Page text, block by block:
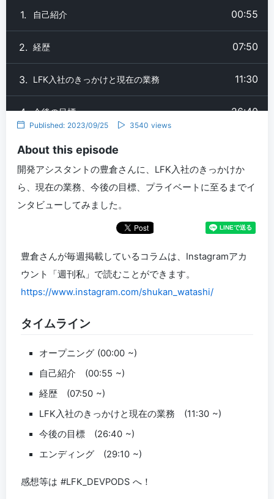
1. 自己紹介 00:55
2. 経歴 07:50
3. LFK入社のきっかけと現在の業務 11:30
4. 今後の目標 26:40
5. エンディング
Published: 2023/09/25 3540 views
About this episode
開発アシスタントの豊倉さんに、LFK入社のきっかけか
ら、現在の業務、今後の目標、プライベートに至るまでイ
ンタビューしてみました。
豊倉さんが毎週掲載しているコラムは、Instagramアカ
ウント「週刊私」で読むことができます。
https://www.instagram.com/shukan_watashi/
タイムライン
オープニング (00:00 ~)
自己紹介 (00:55 ~)
経歴 (07:50 ~)
LFK入社のきっかけと現在の業務 (11:30 ~)
今後の目標 (26:40 ~)
エンディング (29:10 ~)
感想等は #LFK_DEVPODS へ！